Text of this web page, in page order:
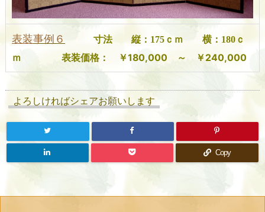
表装事例６
寸法 縦：175ｃｍ 横：180ｃ
ｍ
表装価格： ￥180,000 ～ ￥240,000
よろしければシェアお願いします
Copy